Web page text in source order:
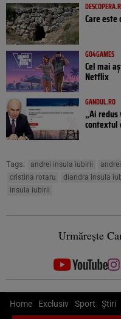
Care
GO4GAMES
Cel mai
Netflix
GANDUL.RO
„Ai redus
contextul
Tags: andrei insula iubirii
cristina rotaru
diandra insula
insula iubirii
Urmărește
Home Exclusiv Sport Știri